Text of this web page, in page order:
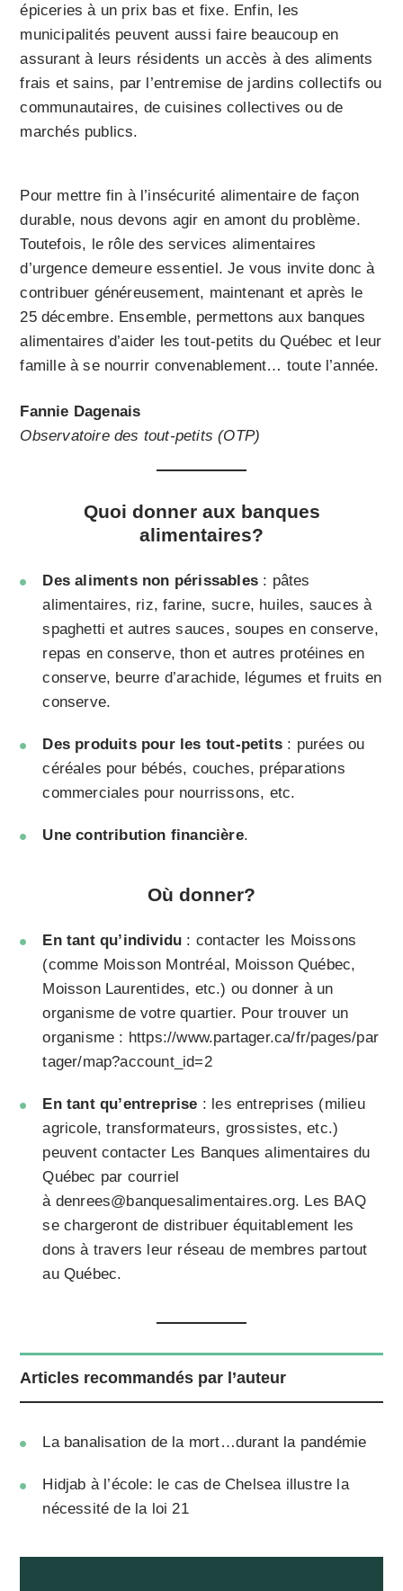
épiceries à un prix bas et fixe. Enfin, les
municipalités peuvent aussi faire beaucoup en
assurant à leurs résidents un accès à des aliments
frais et sains, par l’entremise de jardins collectifs ou
communautaires, de cuisines collectives ou de
marchés publics.
Pour mettre fin à l’insécurité alimentaire de façon
durable, nous devons agir en amont du problème.
Toutefois, le rôle des services alimentaires
d’urgence demeure essentiel. Je vous invite donc à
contribuer généreusement, maintenant et après le
25 décembre. Ensemble, permettons aux banques
alimentaires d’aider les tout-petits du Québec et leur
famille à se nourrir convenablement… toute l’année.
Fannie Dagenais
Observatoire des tout-petits (OTP)
Quoi donner aux banques
alimentaires?
Des aliments non périssables : pâtes
alimentaires, riz, farine, sucre, huiles, sauces à
spaghetti et autres sauces, soupes en conserve,
repas en conserve, thon et autres protéines en
conserve, beurre d’arachide, légumes et fruits en
conserve.
Des produits pour les tout-petits : purées ou
céréales pour bébés, couches, préparations
commerciales pour nourrissons, etc.
Une contribution financière.
Où donner?
En tant qu’individu : contacter les Moissons
(comme Moisson Montréal, Moisson Québec,
Moisson Laurentides, etc.) ou donner à un
organisme de votre quartier. Pour trouver un
organisme : https://www.partager.ca/fr/pages/par
tager/map?account_id=2
En tant qu’entreprise : les entreprises (milieu
agricole, transformateurs, grossistes, etc.)
peuvent contacter Les Banques alimentaires du
Québec par courriel
à denrees@banquesalimentaires.org. Les BAQ
se chargeront de distribuer équitablement les
dons à travers leur réseau de membres partout
au Québec.
Articles recommandés par l’auteur
La banalisation de la mort…durant la pandémie
Hidjab à l’école: le cas de Chelsea illustre la
nécessité de la loi 21